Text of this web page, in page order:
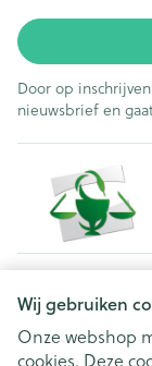
Wij gebruiken
Onze webshop
cookies. Deze
Door op
nieuwsbrief en
Juridische links